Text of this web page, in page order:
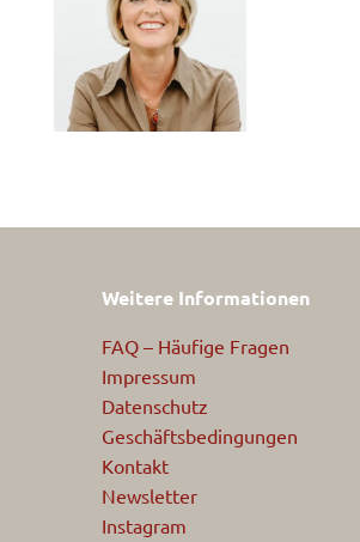
Weitere Informationen
FAQ – Häufige Fragen
Impressum
Datenschutz
Geschäftsbedingungen
Kontakt
Newsletter
Instagram